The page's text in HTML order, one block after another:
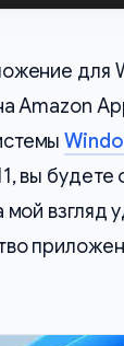
для
Amazon
вы
взгляд